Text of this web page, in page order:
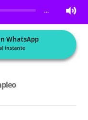
…
WhatsApp
instante